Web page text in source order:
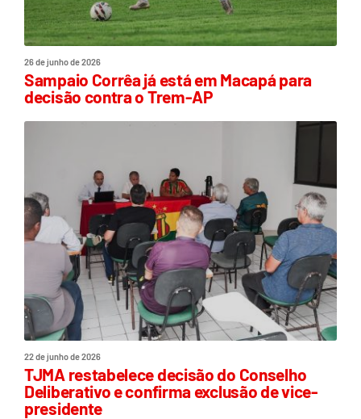
26 de junho de 2026
Sampaio Corrêa já está em Macapá para
decisão contra o Trem-AP
22 de junho de 2026
TJMA restabelece decisão do Conselho
Deliberativo e confirma exclusão de vice-
presidente